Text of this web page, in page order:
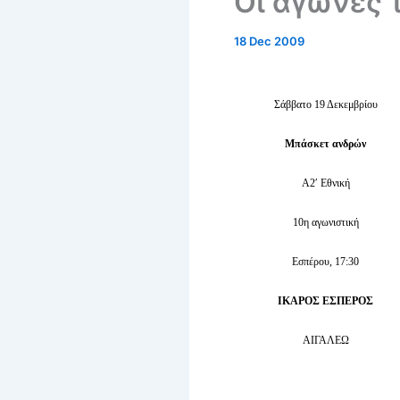
18 Dec 2009
Σάββατο 19 Δεκεμβρίου
Μπάσκετ ανδρών
Α2′ Εθνική
10η αγωνιστική
Εσπέρου, 17:30
ΙΚΑΡΟΣ ΕΣΠΕΡΟΣ
ΑΙΓΑΛΕΩ